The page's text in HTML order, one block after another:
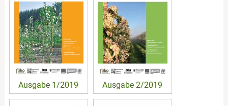
Ausgabe 1/2019 Ausgabe 2/2019